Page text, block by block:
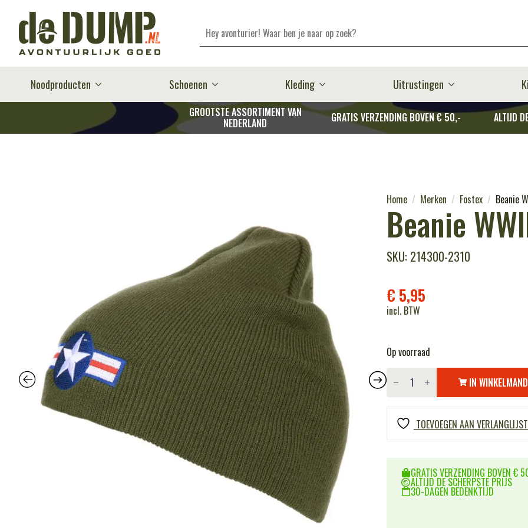
Zoeken
Noodproducten Schoenen Kleding Uitrustingen
GROOTSTE ASSORTIMENT VAN
NEDERLAND GRATIS VERZENDING BOVEN € 50,- ALTIJD
Home Merken Fostex Beanie
Beanie
SKU: 214300-2310
€ 5,95
incl. BTW
Op voorraad
Beanie
WWII IN WINKELMAND
TOEVOEGEN AAN VERLANGLIJST
GRATIS VERZENDING BOVEN €
ALTIJD DE SCHERPSTE PRIJS
30-DAGEN BEDENKTIJD